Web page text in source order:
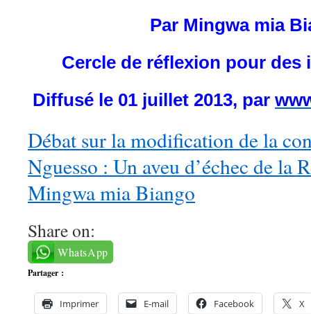
Par Mingwa mia
Cercle de réflexion pour des
Diffusé le 01 juillet 2013, par
Débat sur la modification de la
Nguesso : Un aveu d’échec de la
Mingwa mia Biango
Share on:
WhatsApp
Partager :
Imprimer E-mail Facebook X